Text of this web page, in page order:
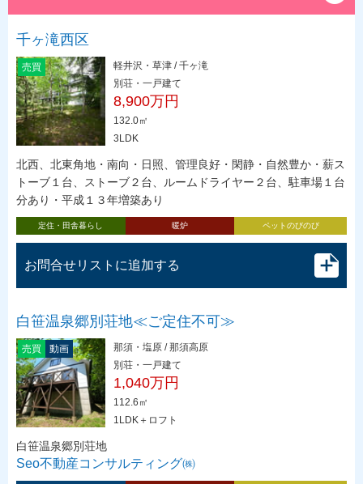
千ヶ滝西区
売買
軽井沢・草津 / 千ヶ滝
別荘・一戸建て
8,900万円
132.0㎡
3LDK
北西、北東角地・南向・日照、管理良好・閑静・自然豊か・薪ス
トーブ１台、ストーブ２台、ルームドライヤー２台、駐車場１台
分あり・平成１３年増築あり
定住・田舎暮らし 暖炉 ペットのびのび
お問合せリストに追加する
白笹温泉郷別荘地≪ご定住不可≫
売買 動画
那須・塩原 / 那須高原
別荘・一戸建て
1,040万円
112.6㎡
1LDK＋ロフト
白笹温泉郷別荘地
Seo不動産コンサルティング㈱